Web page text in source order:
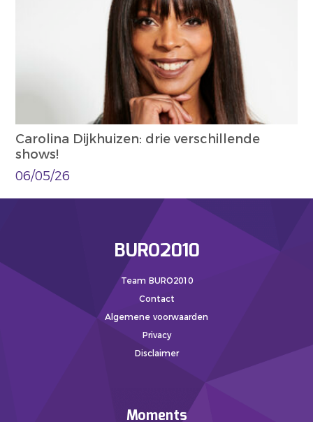
Carolina Dijkhuizen: drie verschillende
shows!
06/05/26
BURO2010
Team BURO2010
Contact
Algemene voorwaarden
Privacy
Disclaimer
Moments